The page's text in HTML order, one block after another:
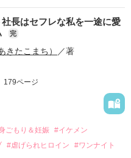
いた美桜。
人の関係は壊れてしまう。
親の離婚によって
離れになった。
と思っていた哲平に
長はセフレな私を一途に愛
完
きたこまち） ／著
179ページ
ごもり＆妊娠 #イケメン
#虐げられヒロイン
#ワンナイト